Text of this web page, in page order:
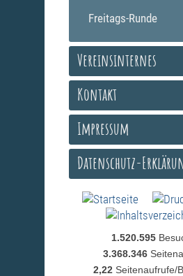
Freitags-Runde
Vereinsinternes
Kontakt
Impressum
Datenschutz-
1.520.595
3.368.346
2,22 Seitenaufrufe/